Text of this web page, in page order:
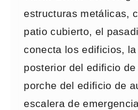
estructuras metálicas,
patio cubierto, el
conecta los edificios,
posterior del edificio
porche del edificio de
escalera de